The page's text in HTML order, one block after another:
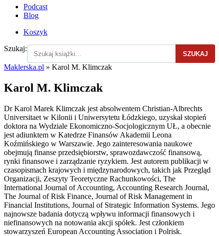
Podcast
Blog
Koszyk
Szukaj:
SZUKAJ
Maklerska.pl » Karol M. Klimczak
Karol M. Klimczak
Dr Karol Marek Klimczak jest absolwentem Christian-Albrechts
Universitaet w Kilonii i Uniwersytetu Łódzkiego, uzyskał stopień
doktora na Wydziale Ekonomiczno-Socjologicznym UŁ, a obecnie
jest adiunktem w Katedrze Finansów Akademii Leona
Koźmińskiego w Warszawie. Jego zainteresowania naukowe
obejmują finanse przedsiębiorstw, sprawozdawczość finansową,
rynki finansowe i zarządzanie ryzykiem. Jest autorem publikacji w
czasopismach krajowych i międzynarodowych, takich jak Przegląd
Organizacji, Zeszyty Teoretyczne Rachunkowości, The
International Journal of Accounting, Accounting Research Journal,
The Journal of Risk Finance, Journal of Risk Management in
Financial Institutions, Journal of Strategic Information Systems. Jego
najnowsze badania dotyczą wpływu informacji finansowych i
niefinansowych na notowania akcji spółek. Jest członkiem
stowarzyszeń European Accounting Association i Polrisk.